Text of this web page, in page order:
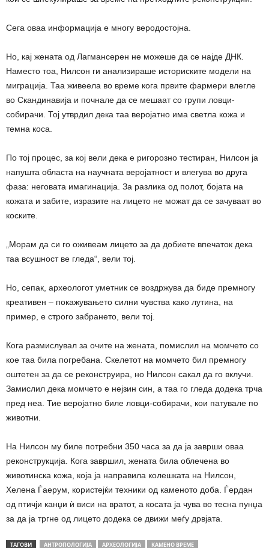
Сега оваа информација е многу веродостојна.
Но, кај жената од Лагмансерен не можеше да се најде ДНК.
Наместо тоа, Нилсон ги анализираше историските модели на
миграција. Таа живеела во време кога првите фармери влегле
во Скандинавија и почнале да се мешаат со групи ловци-
собирачи. Тој утврдил дека таа веројатно има светла кожа и
темна коса.
По тој процес, за кој вели дека е ригорозно тестиран, Нилсон ја
напушта областа на научната веројатност и влегува во друга
фаза: неговата имагинација. За разлика од полот, бојата на
кожата и забите, изразите на лицето не можат да се зачуваат во
коските.
„Морам да си го оживеам лицето за да добиете впечаток дека
таа всушност ве гледа“, вели тој.
Но, сепак, археологот уметник се воздржува да биде премногу
креативен – покажувањето силни чувства како лутина, на
пример, е строго забрането, вели тој.
Кога размислувал за очите на жената, помислил на момчето со
кое таа била погребана. Скелетот на момчето бил премногу
оштетен за да се реконструира, но Нилсон сакал да го вклучи.
Замислил дека момчето е нејзин син, а таа го гледа додека трча
пред неа. Тие веројатно биле ловци-собирачи, кои патувале по
животни.
На Нилсон му биле потребни 350 часа за да ја заврши оваа
реконструкција. Кога завршил, жената била облечена во
животинска кожа, која ја направила колешката на Нилсон,
Хелена Ѓаерум, користејќи техники од каменото доба. Ѓердан
од птичји канџи ѝ виси на вратот, а косата ја чува во тесна пунџа
за да ја тргне од лицето додека се движи меѓу дрвјата.
ТАГОВИ АНТРОПОЛОГИЈА АРХЕОЛОГИЈА КАМЕНО ВРЕМЕ